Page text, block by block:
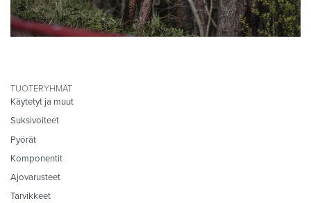
TUOTERYHMÄT
Käytetyt ja muut
Suksivoiteet
Pyörät
Komponentit
Ajovarusteet
Tarvikkeet